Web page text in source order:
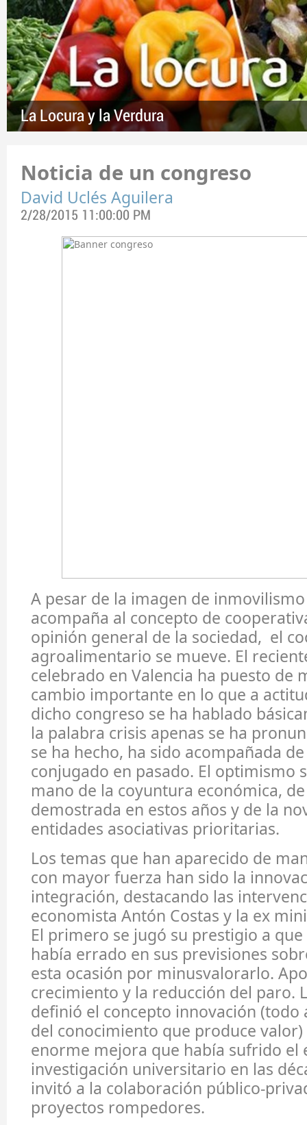
La Locura y la Verdura
Noticia de un congreso
David Uclés Aguilera
2/28/2015 11:00:00 PM
A pesar de la imagen de
acompaña al concepto de
opinión general de la sociedad, el
agroalimentario se mueve. El
celebrado en Valencia ha puesto de
cambio importante en lo que a
dicho congreso se ha hablado
la palabra crisis apenas se ha
se ha hecho, ha sido acompañada
conjugado en pasado. El optimismo
mano de la coyuntura económica,
demostrada en estos años y de la
entidades asociativas prioritarias.
Los temas que han aparecido de
con mayor fuerza han sido la
integración, destacando las
economista Antón Costas y la ex
El primero se jugó su prestigio a
había errado en sus previsiones
esta ocasión por minusvalorarlo.
crecimiento y la reducción del paro.
definió el concepto innovación (todo
del conocimiento que produce
enorme mejora que había sufrido el
investigación universitario en las
invitó a la colaboración público-
proyectos rompedores.